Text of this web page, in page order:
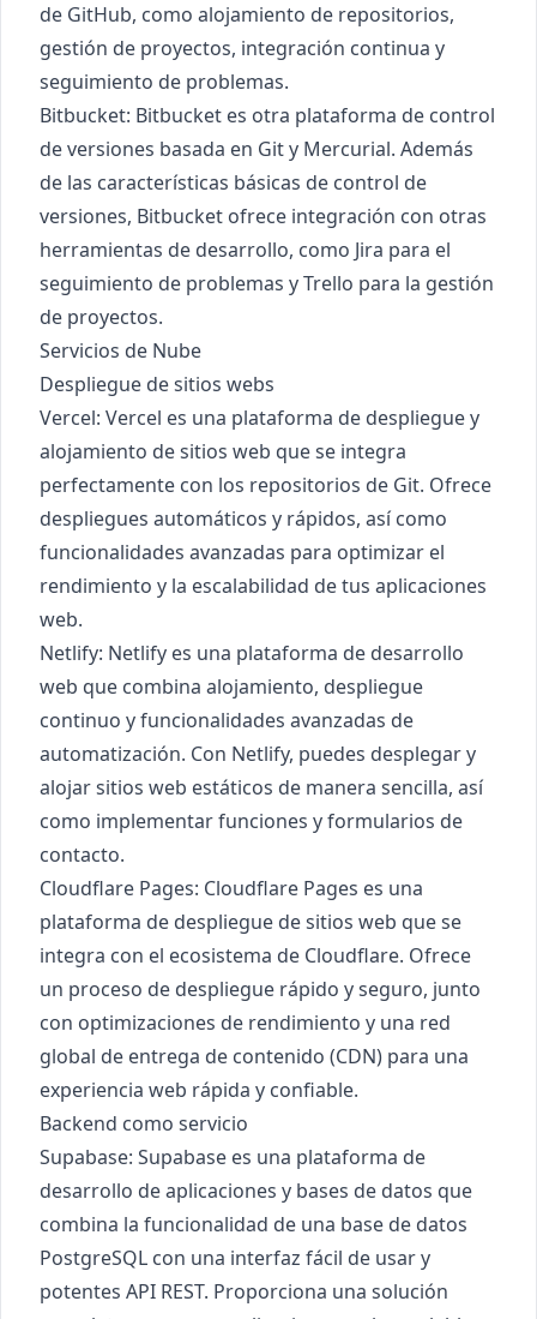
de GitHub, como alojamiento de repositorios,
gestión de proyectos, integración continua y
seguimiento de problemas.
Bitbucket: Bitbucket es otra plataforma de control
de versiones basada en Git y Mercurial. Además
de las características básicas de control de
versiones, Bitbucket ofrece integración con otras
herramientas de desarrollo, como Jira para el
seguimiento de problemas y Trello para la gestión
de proyectos.
Servicios de Nube
Despliegue de sitios webs
Vercel: Vercel es una plataforma de despliegue y
alojamiento de sitios web que se integra
perfectamente con los repositorios de Git. Ofrece
despliegues automáticos y rápidos, así como
funcionalidades avanzadas para optimizar el
rendimiento y la escalabilidad de tus aplicaciones
web.
Netlify: Netlify es una plataforma de desarrollo
web que combina alojamiento, despliegue
continuo y funcionalidades avanzadas de
automatización. Con Netlify, puedes desplegar y
alojar sitios web estáticos de manera sencilla, así
como implementar funciones y formularios de
contacto.
Cloudflare Pages: Cloudflare Pages es una
plataforma de despliegue de sitios web que se
integra con el ecosistema de Cloudflare. Ofrece
un proceso de despliegue rápido y seguro, junto
con optimizaciones de rendimiento y una red
global de entrega de contenido (CDN) para una
experiencia web rápida y confiable.
Backend como servicio
Supabase: Supabase es una plataforma de
desarrollo de aplicaciones y bases de datos que
combina la funcionalidad de una base de datos
PostgreSQL con una interfaz fácil de usar y
potentes API REST. Proporciona una solución